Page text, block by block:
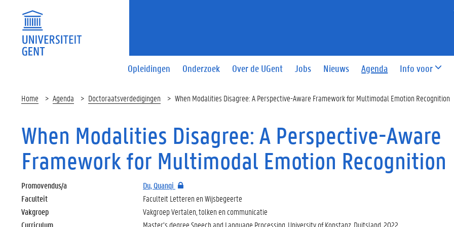
Opleidingen Onderzoek Over de UGent Jobs Nieuws Agenda Info voor
Home Agenda Doctoraatsverdedigingen When Modalities Disagree: A Perspective-Aware Framework for Multimodal Emotion Recognition
When Modalities Disagree: A Perspective-Aware
Framework for Multimodal Emotion Recognition
Promovendus/a
Du, Quanqi
Faculteit
Faculteit Letteren en Wijsbegeerte
Vakgroep
Vakgroep Vertalen, tolken en communicatie
Curriculum
Master’s degree Speech and Language Processing, University of Konstanz, Duitsland, 2022